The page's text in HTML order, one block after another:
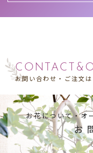
お問い合わせ・ご注文は
お花について・オ
お